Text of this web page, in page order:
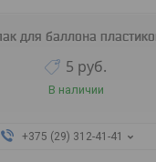
для баллона
5 руб.
В наличии
+375 (29) 312-41-41